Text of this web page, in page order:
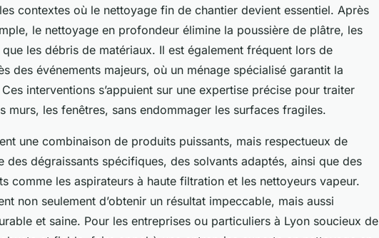
contextes où le nettoyage fin de chantier devient essentiel. Après
le nettoyage en profondeur élimine la poussière de plâtre, les
les débris de matériaux. Il est également fréquent lors de
des événements majeurs, où un ménage spécialisé garantit la
interventions s’appuient sur une expertise précise pour traiter
murs, les fenêtres, sans endommager les surfaces fragiles.
une combinaison de produits puissants, mais respectueux de
des dégraissants spécifiques, des solvants adaptés, ainsi que des
comme les aspirateurs à haute filtration et les nettoyeurs vapeur.
non seulement d’obtenir un résultat impeccable, mais aussi
et saine. Pour les entreprises ou particuliers à Lyon soucieux de